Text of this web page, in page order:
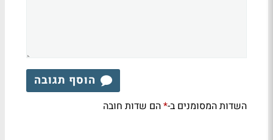
הוסף תגובה
השדות המסומנים ב-*הם שדות חובה